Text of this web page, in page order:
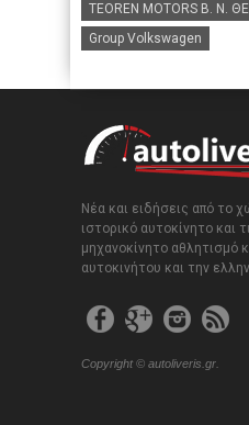
TEOREN MOTORS B. N.
Group Volkswagen
Νέα και ειδήσεις από το
ιστορικό αυτοκίνητο και
μηχανοκίνητο αθλητισμό
αυτοκινήτου και την
Copyright © autoliveris.gr.